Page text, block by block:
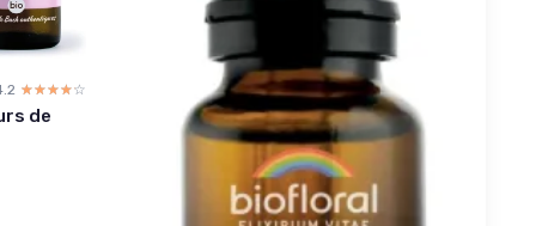
☆☆☆☆☆
★★★★★
de